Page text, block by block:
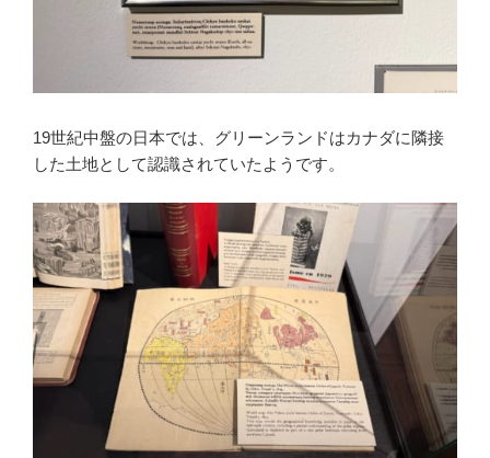
19世紀中盤の日本では、グリーンランドはカナダに隣接
した土地として認識されていたようです。